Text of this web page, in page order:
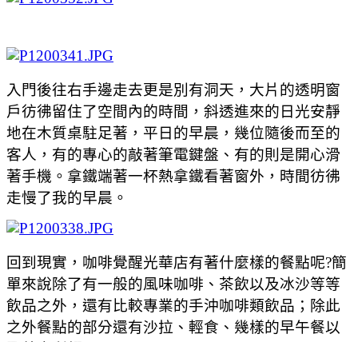
入門後往右手邊走去更是別有洞天，大片的透明窗
戶彷彿留住了空間內的時間，斜透進來的日光安靜
地在木質桌駐足著，平日的早晨，幾位隨後而至的
客人，有的專心的敲著筆電鍵盤、有的則是開心滑
著手機。拿鐵端著一杯熱拿鐵看著窗外，時間彷彿
走慢了我的早晨。
回到現實，咖啡覺醒光華店有著什麼樣的餐點呢?簡
單來說除了有一般的風味咖啡、茶飲以及冰沙等等
飲品之外，還有比較專業的手沖咖啡類飲品；除此
之外餐點的部分還有沙拉、輕食、幾樣的早午餐以